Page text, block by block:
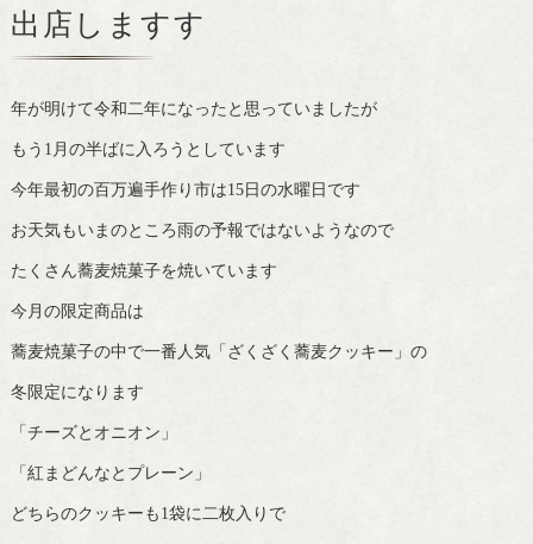
出店しますす
年が明けて令和二年になったと思っていましたが
もう1月の半ばに入ろうとしています
今年最初の百万遍手作り市は15日の水曜日です
お天気もいまのところ雨の予報ではないようなので
たくさん蕎麦焼菓子を焼いています
今月の限定商品は
蕎麦焼菓子の中で一番人気「ざくざく蕎麦クッキー」の
冬限定になります
「チーズとオニオン」
「紅まどんなとプレーン」
どちらのクッキーも1袋に二枚入りで